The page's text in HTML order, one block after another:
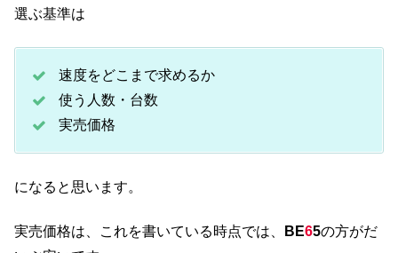
選ぶ基準は
速度をどこまで求めるか
使う人数・台数
実売価格
になると思います。
実売価格は、これを書いている時点では、 BE65の方がだ